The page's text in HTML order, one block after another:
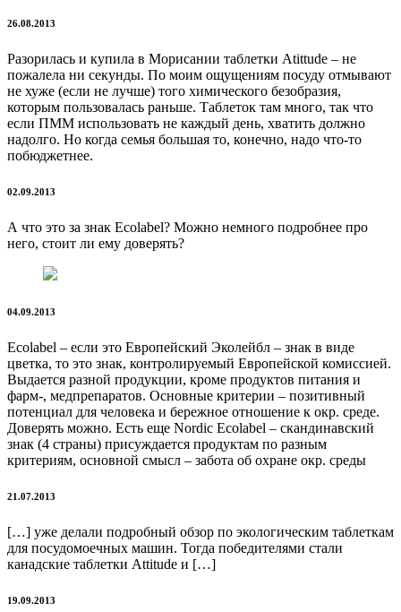
26.08.2013
Разорилась и купила в Морисании таблетки Atittude – не
пожалела ни секунды. По моим ощущениям посуду отмывают
не хуже (если не лучше) того химического безобразия,
которым пользовалась раньше. Таблеток там много, так что
если ПММ использовать не каждый день, хватить должно
надолго. Но когда семья большая то, конечно, надо что-то
побюджетнее.
02.09.2013
А что это за знак Ecolabel? Можно немного подробнее про
него, стоит ли ему доверять?
04.09.2013
Ecolabel – если это Европейский Эколейбл – знак в виде
цветка, то это знак, контролируемый Европейской комиссией.
Выдается разной продукции, кроме продуктов питания и
фарм-, медпрепаратов. Основные критерии – позитивный
потенциал для человека и бережное отношение к окр. среде.
Доверять можно. Есть еще Nordic Ecolabel – скандинавский
знак (4 страны) присуждается продуктам по разным
критериям, основной смысл – забота об охране окр. среды
21.07.2013
[…] уже делали подробный обзор по экологическим таблеткам
для посудомоечных машин. Тогда победителями стали
канадские таблетки Attitude и […]
19.09.2013